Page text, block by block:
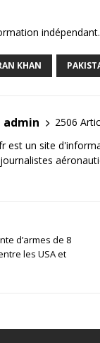
indépendant.
KHAN
admin
2506
est un site
d’armes de 8
les USA et